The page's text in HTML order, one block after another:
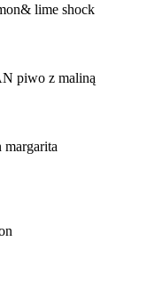
lime shock
piwo z maliną